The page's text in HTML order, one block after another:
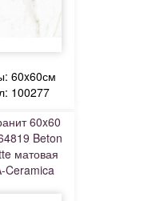
60x60см
100277
60x60
Beton
матовая
Ceramica